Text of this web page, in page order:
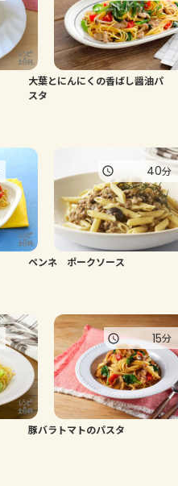
大葉とにんにくの香ばし醤油パ
スタ
ペンネ ポークソース
40分
豚バラトマトのパスタ
15分